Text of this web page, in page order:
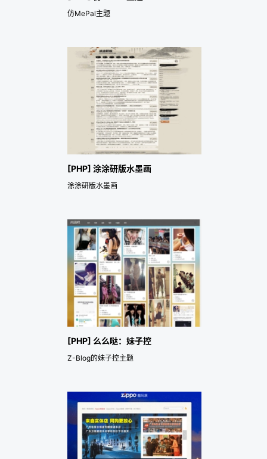
仿MePal主题
[PHP] 涂涂研版水墨画
涂涂研版水墨画
[PHP] 么么哒：妹子控
Z-Blog的妹子控主题